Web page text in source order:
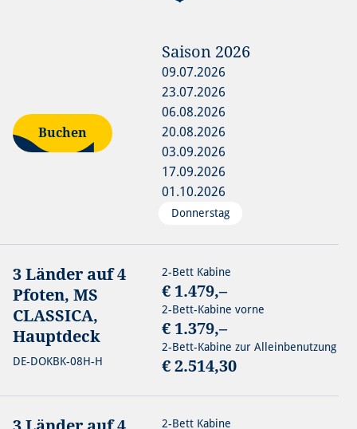
Buchen
3 Länder auf 4
Pfoten, MS
CLASSICA,
Hauptdeck
DE-DOKBK-08H-H
Saison 2026
09.07.2026
23.07.2026
06.08.2026
20.08.2026
03.09.2026
17.09.2026
01.10.2026
Donnerstag
2-Bett Kabine
€ 1.479,–
2-Bett-Kabine vorne
€ 1.379,–
2-Bett-Kabine zur Alleinbenutzung
€ 2.514,30
2-Bett Kabine